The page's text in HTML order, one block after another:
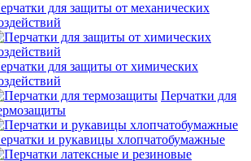
для защиты от механических
для защиты от химических
Перчатки для
и рукавицы хлопчатобумажные